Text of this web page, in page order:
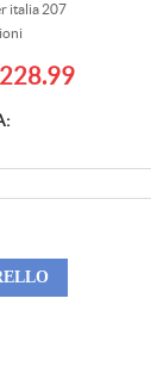
italia 207